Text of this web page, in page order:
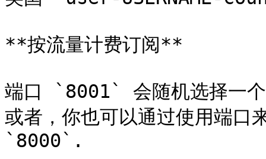
**按流量计费订阅**
端口 `8001` 会随机选择一
或者，你也可以通过使用端
`8000`.